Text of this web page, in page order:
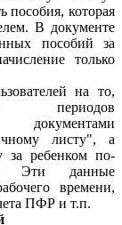
пособия, которая
В документе
пособий за
только
на то,
периодов
документами
листу", а
за ребенком по-
Эти данные
времени,
ПФР и т.п.